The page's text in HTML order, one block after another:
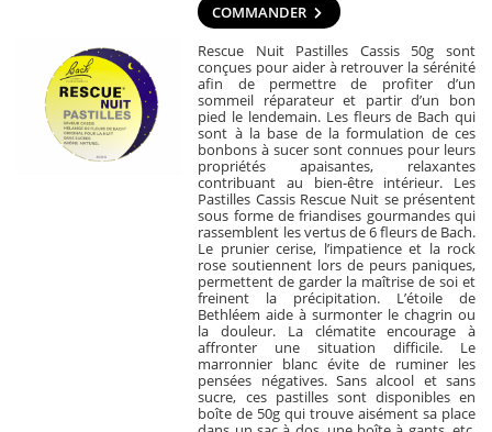
COMMANDER
Rescue Nuit Pastilles Cassis 50g sont
conçues pour aider à retrouver la sérénité
afin de permettre de profiter d’un
sommeil réparateur et partir d’un bon
pied le lendemain. Les fleurs de Bach qui
sont à la base de la formulation de ces
bonbons à sucer sont connues pour leurs
propriétés apaisantes, relaxantes
contribuant au bien-être intérieur. Les
Pastilles Cassis Rescue Nuit se présentent
sous forme de friandises gourmandes qui
rassemblent les vertus de 6 fleurs de Bach.
Le prunier cerise, l’impatience et la rock
rose soutiennent lors de peurs paniques,
permettent de garder la maîtrise de soi et
freinent la précipitation. L’étoile de
Bethléem aide à surmonter le chagrin ou
la douleur. La clématite encourage à
affronter une situation difficile. Le
marronnier blanc évite de ruminer les
pensées négatives. Sans alcool et sans
sucre, ces pastilles sont disponibles en
boîte de 50g qui trouve aisément sa place